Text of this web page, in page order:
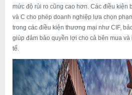
mức độ rủi ro cũng cao hơn. Các điều kiện
và C cho phép doanh nghiệp lựa chọn
trong các điều kiện thương mại như CIF,
giúp đảm bảo quyền lợi cho cả bên mua
tế.